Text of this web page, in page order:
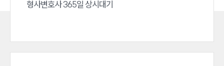
대륜법률상담예약
형사변호사 365일 상시대기